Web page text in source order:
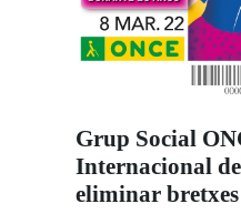
Grup Social
Internacional
eliminar bretxes